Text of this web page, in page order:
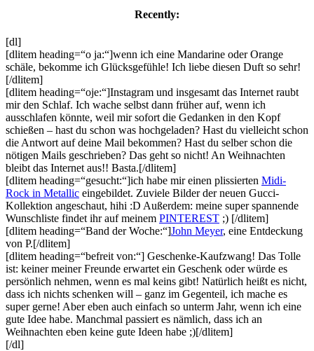
Recently:
[dl]
[dlitem heading=“o ja:“]wenn ich eine Mandarine oder Orange
schäle, bekomme ich Glücksgefühle! Ich liebe diesen Duft so sehr!
[/dlitem]
[dlitem heading=“oje:“]Instagram und insgesamt das Internet raubt
mir den Schlaf. Ich wache selbst dann früher auf, wenn ich
ausschlafen könnte, weil mir sofort die Gedanken in den Kopf
schießen – hast du schon was hochgeladen? Hast du vielleicht schon
die Antwort auf deine Mail bekommen? Hast du selber schon die
nötigen Mails geschrieben? Das geht so nicht! An Weihnachten
bleibt das Internet aus!! Basta.[/dlitem]
[dlitem heading=“gesucht:“]ich habe mir einen plissierten Midi-
Rock in Metallic eingebildet. Zuviele Bilder der neuen Gucci-
Kollektion angeschaut, hihi :D Außerdem: meine super spannende
Wunschliste findet ihr auf meinem PINTEREST ;) [/dlitem]
[dlitem heading=“Band der Woche:“]John Meyer, eine Entdeckung
von P.[/dlitem]
[dlitem heading=“befreit von:“] Geschenke-Kaufzwang! Das Tolle
ist: keiner meiner Freunde erwartet ein Geschenk oder würde es
persönlich nehmen, wenn es mal keins gibt! Natürlich heißt es nicht,
dass ich nichts schenken will – ganz im Gegenteil, ich mache es
super gerne! Aber eben auch einfach so unterm Jahr, wenn ich eine
gute Idee habe. Manchmal passiert es nämlich, dass ich an
Weihnachten eben keine gute Ideen habe ;)[/dlitem]
[/dl]